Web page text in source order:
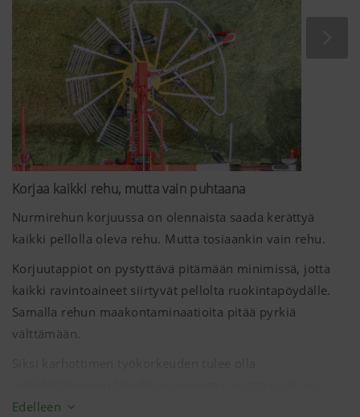
sattumalta. Rehun laadun perusta on kasvuston
lajikoostumuksessa. Nurmikasvuston määrä ja laatu
täytyy pystyä säilyttämään koko korjuuketjun matkalta.
Tästä syystä PÖTTINGER tarjoaa sinulle koneita, jotka
auttavat korjaamaan nurmirehua siististi, puhtaasti ja
pienellä hävikillä: TOP-karhottimet.
Korjaa kaikki rehu, mutta vain puhtaana
Nurmirehun korjuussa on olennaista saada kerättyä
kaikki pellolla oleva rehu. Mutta tosiaankin vain rehu.
Korjuutappiot on pystyttävä pitämään minimissä, jotta
kaikki ravintoaineet siirtyvät pellolta ruokintapöydälle.
Samalla rehun maakontaminaatioita pitää pyrkiä
välttämään.
raapia maata. Meidän TOP-karhottimemme vastaavat
Edelleen